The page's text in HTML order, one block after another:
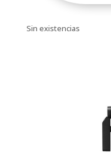
Sin existencias